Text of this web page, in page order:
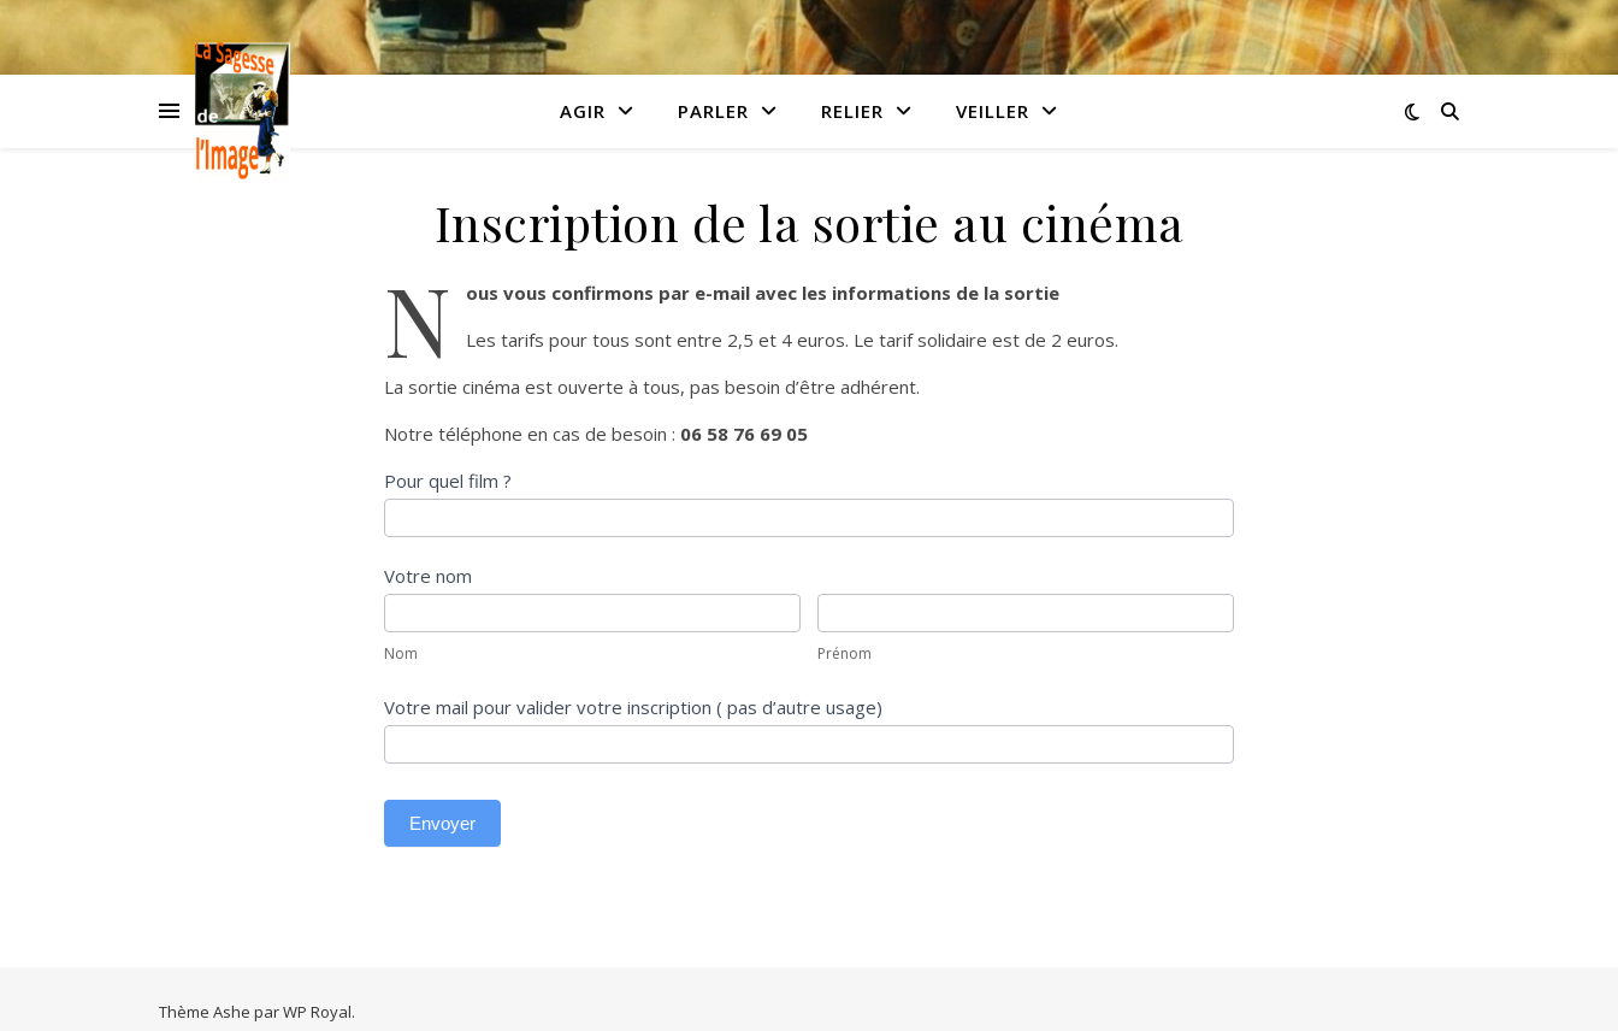
AGIR PARLER RELIER VEILLER
Inscription de la sortie au cinéma
N
ous vous confirmons par e-mail avec les informations de la sortie
Les tarifs pour tous sont entre 2,5 et 4 euros. Le tarif solidaire est de 2 euros.
La sortie cinéma est ouverte à tous, pas besoin d’être adhérent.
Notre téléphone en cas de besoin : 06 58 76 69 05
S’inscrire
à la
sortie au
cinéma
Pour quel film ?
Votre nom
Nom Prénom
Votre mail pour valider votre inscription ( pas d’autre usage)
Envoyer
Thème Ashe parWP Royal.